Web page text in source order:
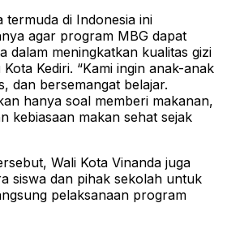
termuda di Indonesia ini
agar program MBG dapat
dalam meningkatkan kualitas gizi
Kediri. “Kami ingin anak-anak
dan bersemangat belajar.
hanya soal memberi makanan,
kebiasaan makan sehat sejak
Wali Kota Vinanda juga
siswa dan pihak sekolah untuk
pelaksanaan program